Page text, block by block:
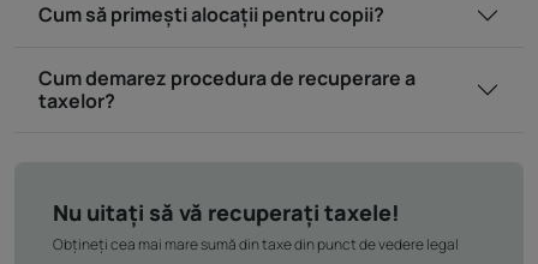
Cum să primești alocații pentru copii?
Cum demarez procedura de recuperare a
taxelor?
Nu uitați să vă recuperați taxele!
Obțineți cea mai mare sumă din taxe din punct de vedere legal